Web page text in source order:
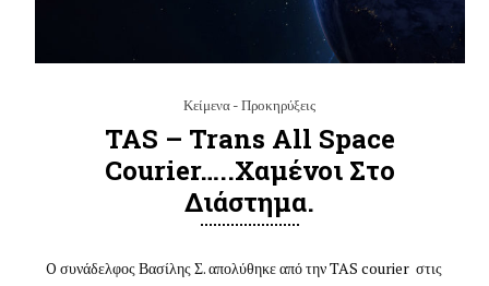
Κείμενα - Προκηρύξεις
TAS – Trans All Space
Courier…..χαμένοι Στο
Διάστημα.
O συνάδελφος Βασίλης Σ. απολύθηκε από την TAS courier στις